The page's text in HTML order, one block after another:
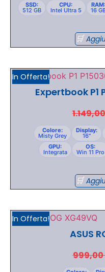
SSD:
512 GB
CPU:
Intel Ultra 5
RAM:
16
In Offerta!
Expertbook P1
Colore:
Misty Grey
Display:
16"
GPU:
Integrata
OS:
Win 11 Pro
In Offerta!
ASUS
999,00